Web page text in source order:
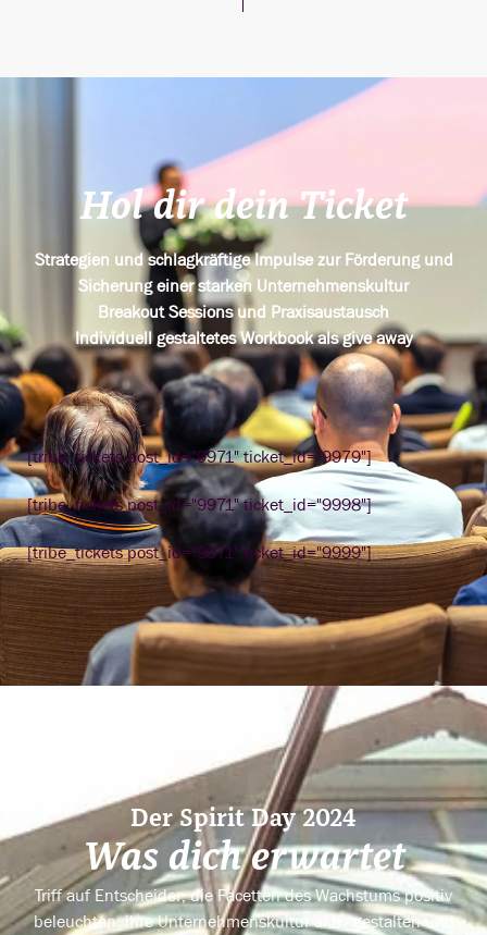
Hol dir dein Ticket
Strategien und schlagkräftige Impulse zur Förderung und
Sicherung einer starken Unternehmenskultur
Breakout Sessions und Praxisaustausch
Individuell gestaltetes Workbook als give away
[tribe_tickets post_id="9971" ticket_id="9979"]
[tribe_tickets post_id="9971" ticket_id="9998"]
[tribe_tickets post_id="9971" ticket_id="9999"]
Der Spirit Day 2024
Was dich erwartet
Triff auf Entscheider, die Facetten des Wachstums positiv
beleuchten, ihre Unternehmenskultur aktiv gestalten und